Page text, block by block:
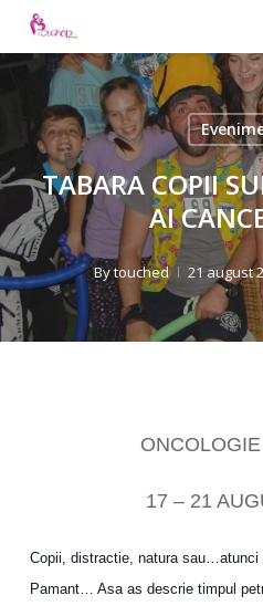
content
TABARA COPII
AI
Bytouched 21 august
17 – 21
Copii, distractie, natura sau…atunci
Pamant… Asa as descrie timpul